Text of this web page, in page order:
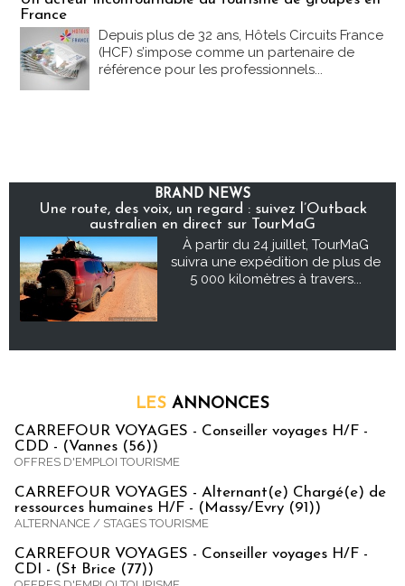
France
Depuis plus de 32 ans, Hôtels Circuits France
(HCF) s’impose comme un partenaire de
référence pour les professionnels...
BRAND NEWS
Une route, des voix, un regard : suivez l’Outback
australien en direct sur TourMaG
À partir du 24 juillet, TourMaG
suivra une expédition de plus de
5 000 kilomètres à travers...
LES ANNONCES
CARREFOUR VOYAGES - Conseiller voyages H/F -
CDD - (Vannes (56))
OFFRES D'EMPLOI TOURISME
CARREFOUR VOYAGES - Alternant(e) Chargé(e) de
ressources humaines H/F - (Massy/Evry (91))
ALTERNANCE / STAGES TOURISME
CARREFOUR VOYAGES - Conseiller voyages H/F -
CDI - (St Brice (77))